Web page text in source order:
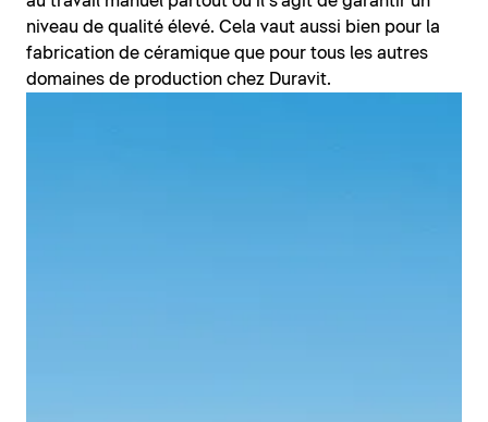
niveau de qualité élevé. Cela vaut aussi bien pour la
fabrication de céramique que pour tous les autres
domaines de production chez Duravit.